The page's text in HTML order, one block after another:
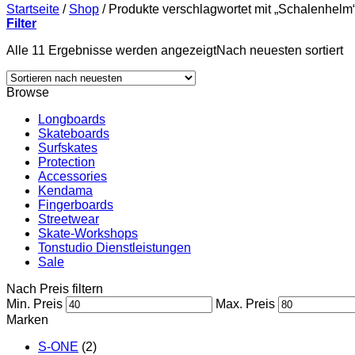
Startseite / Shop /Produkte verschlagwortet mit
Filter
Alle 11 Ergebnisse werden angezeigtNach neuesten sortiert
Browse
Longboards
Skateboards
Surfskates
Protection
Accessories
Kendama
Fingerboards
Streetwear
Skate-Workshops
Tonstudio Dienstleistungen
Sale
Nach Preis filtern
Min. Preis
Max. Preis
Marken
S-ONE (2)